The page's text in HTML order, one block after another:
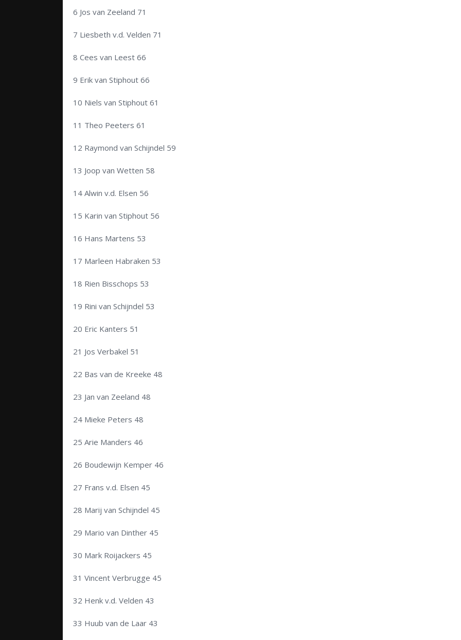
6 Jos van Zeeland 71
7 Liesbeth v.d. Velden 71
8 Cees van Leest 66
9 Erik van Stiphout 66
10 Niels van Stiphout 61
11 Theo Peeters 61
12 Raymond van Schijndel 59
13 Joop van Wetten 58
14 Alwin v.d. Elsen 56
15 Karin van Stiphout 56
16 Hans Martens 53
17 Marleen Habraken 53
18 Rien Bisschops 53
19 Rini van Schijndel 53
20 Eric Kanters 51
21 Jos Verbakel 51
22 Bas van de Kreeke 48
23 Jan van Zeeland 48
24 Mieke Peters 48
25 Arie Manders 46
26 Boudewijn Kemper 46
27 Frans v.d. Elsen 45
28 Marij van Schijndel 45
29 Mario van Dinther 45
30 Mark Roijackers 45
31 Vincent Verbrugge 45
32 Henk v.d. Velden 43
33 Huub van de Laar 43